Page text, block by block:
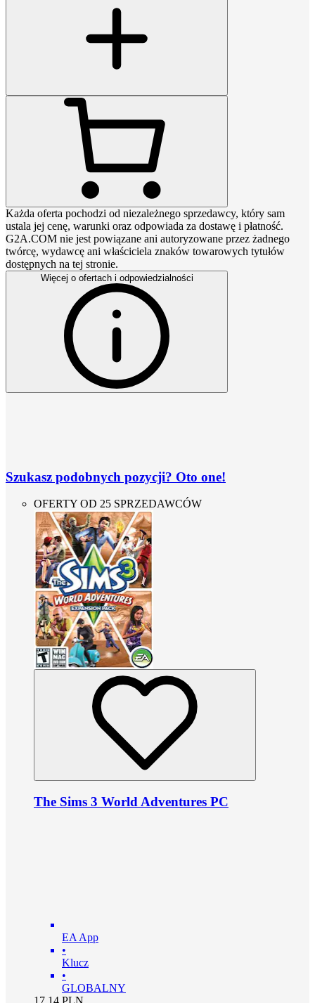
Każda oferta pochodzi od niezależnego sprzedawcy, który sam
ustala jej cenę, warunki oraz odpowiada za dostawę i płatność.
G2A.COM nie jest powiązane ani autoryzowane przez żadnego
twórcę, wydawcę ani właściciela znaków towarowych tytułów
dostępnych na tej stronie.
Więcej o ofertach i odpowiedzialności
Szukasz podobnych pozycji? Oto one!
OFERTY OD 25 SPRZEDAWCÓW
The Sims 3 World Adventures PC
EA App
•
Klucz
•
GLOBALNY
17.14 PLN